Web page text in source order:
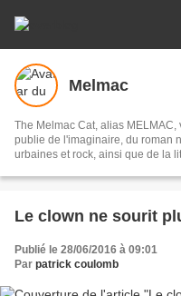
Melmac
The Melmac Cat, alias
publie de l'imaginaire, du roman
urbaines et rock, ainsi que de la
Le clown ne sourit
Publié le 28/06/2016 à 09:01
Par patrick coulomb